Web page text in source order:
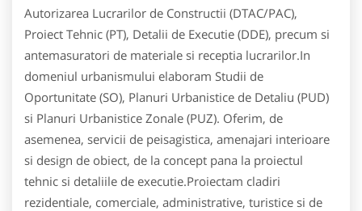
Autorizarea Lucrarilor de Constructii (DTAC/PAC),
Proiect Tehnic (PT), Detalii de Executie (DDE), precum si
antemasuratori de materiale si receptia lucrarilor.In
domeniul urbanismului elaboram Studii de
Oportunitate (SO), Planuri Urbanistice de Detaliu (PUD)
si Planuri Urbanistice Zonale (PUZ). Oferim, de
asemenea, servicii de peisagistica, amenajari interioare
si design de obiect, de la concept pana la proiectul
tehnic si detaliile de executie.Proiectam cladiri
rezidentiale, comerciale, administrative, turistice si de